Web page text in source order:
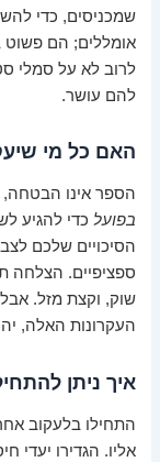
שמכניסים, כדי
אומללים; הם
לרוב לא על סמלי
להם עושר.
האם כל מי
הספר אינו הבטחה,
בפועל כדי להגיע
הסיכויים שלכם
ספציפיים. הצלחה
שוק, וקצת מזל.
העקרונות האלה,
איך ניתן
התחילו בלעקוב
אליו. הגדירו יעדי